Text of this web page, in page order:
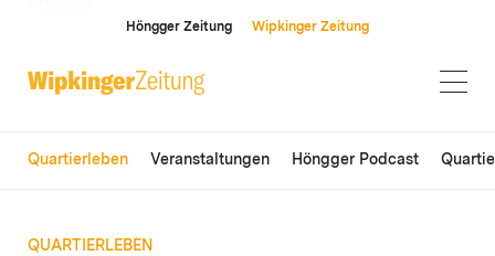
Höngger Zeitung Wipkinger Zeitung
Quartierleben Veranstaltungen Höngger Podcast
QUARTIERLEBEN